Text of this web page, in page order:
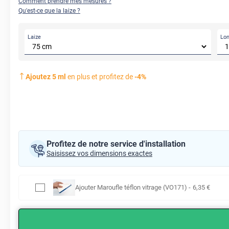
AVANT
Qu'est-ce que la laize ?
Laize
Ajoutez5ml en plus et profitez de-4%
Profitez de notre service d'installation
Saisissez vos dimensions exactes
Ajouter Maroufle téflon vitrage (VO171) - 6,35 €